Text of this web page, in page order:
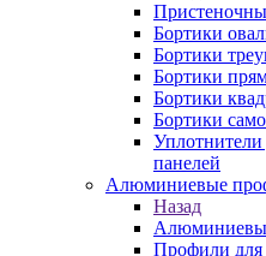
Бортики
Бортики
Бортики
Бортики
Бортики
панелей
Алюминиевые
Назад
Профили для